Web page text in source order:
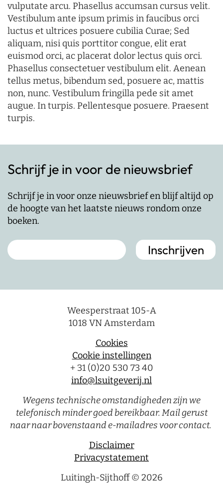
vulputate arcu. Phasellus accumsan cursus velit.
Vestibulum ante ipsum primis in faucibus orci
luctus et ultrices posuere cubilia Curae; Sed
aliquam, nisi quis porttitor congue, elit erat
euismod orci, ac placerat dolor lectus quis orci.
Phasellus consectetuer vestibulum elit. Aenean
tellus metus, bibendum sed, posuere ac, mattis
non, nunc. Vestibulum fringilla pede sit amet
augue. In turpis. Pellentesque posuere. Praesent
turpis.
Schrijf je in voor de nieuwsbrief
Schrijf je in voor onze nieuwsbrief en blijf altijd op
de hoogte van het laatste nieuws rondom onze
boeken.
Weesperstraat 105-A
1018 VN Amsterdam
Cookies
Cookie instellingen
+ 31 (0)20 530 73 40
info@lsuitgeverij.nl
Wegens technische omstandigheden zijn we
telefonisch minder goed bereikbaar. Mail gerust
naar naar bovenstaand e-mailadres voor contact.
Disclaimer
Privacystatement
Luitingh-Sijthoff © 2026